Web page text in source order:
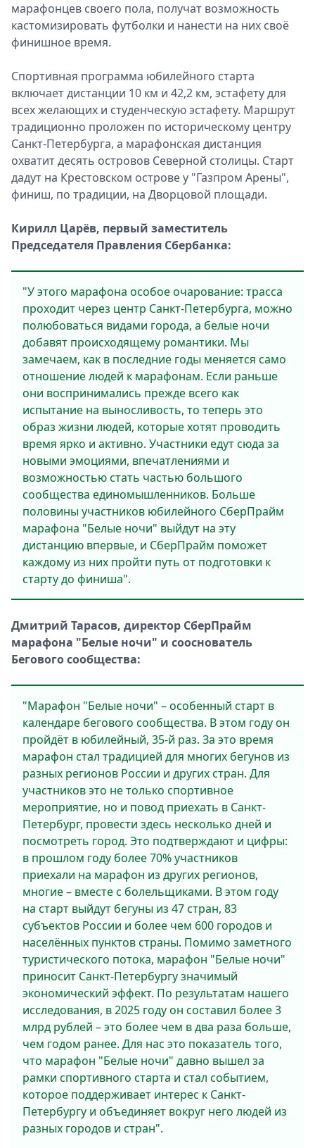
марафонцев своего пола, получат возможность
кастомизировать футболки и нанести на них своё
финишное время.
Спортивная программа юбилейного старта
включает дистанции 10 км и 42,2 км, эстафету для
всех желающих и студенческую эстафету. Маршрут
традиционно проложен по историческому центру
Санкт-Петербурга, а марафонская дистанция
охватит десять островов Северной столицы. Старт
дадут на Крестовском острове у "Газпром Арены",
финиш, по традиции, на Дворцовой площади.
Кирилл Царёв, первый заместитель
Председателя Правления Сбербанка:
"У этого марафона особое очарование: трасса
проходит через центр Санкт-Петербурга, можно
полюбоваться видами города, а белые ночи
добавят происходящему романтики. Мы
замечаем, как в последние годы меняется само
отношение людей к марафонам. Если раньше
они воспринимались прежде всего как
испытание на выносливость, то теперь это
образ жизни людей, которые хотят проводить
время ярко и активно. Участники едут сюда за
новыми эмоциями, впечатлениями и
возможностью стать частью большого
сообщества единомышленников. Больше
половины участников юбилейного СберПрайм
марафона "Белые ночи" выйдут на эту
дистанцию впервые, и СберПрайм поможет
каждому из них пройти путь от подготовки к
старту до финиша".
Дмитрий Тарасов, директор СберПрайм
марафона "Белые ночи" и сооснователь
Бегового сообщества:
"Марафон "Белые ночи" – особенный старт в
календаре бегового сообщества. В этом году он
пройдёт в юбилейный, 35-й раз. За это время
марафон стал традицией для многих бегунов из
разных регионов России и других стран. Для
участников это не только спортивное
мероприятие, но и повод приехать в Санкт-
Петербург, провести здесь несколько дней и
посмотреть город. Это подтверждают и цифры:
в прошлом году более 70% участников
приехали на марафон из других регионов,
многие – вместе с болельщиками. В этом году
на старт выйдут бегуны из 47 стран, 83
субъектов России и более чем 600 городов и
населённых пунктов страны. Помимо заметного
туристического потока, марафон "Белые ночи"
приносит Санкт-Петербургу значимый
экономический эффект. По результатам нашего
исследования, в 2025 году он составил более 3
млрд рублей – это более чем в два раза больше,
чем годом ранее. Для нас это показатель того,
что марафон "Белые ночи" давно вышел за
рамки спортивного старта и стал событием,
которое поддерживает интерес к Санкт-
Петербургу и объединяет вокруг него людей из
разных городов и стран".